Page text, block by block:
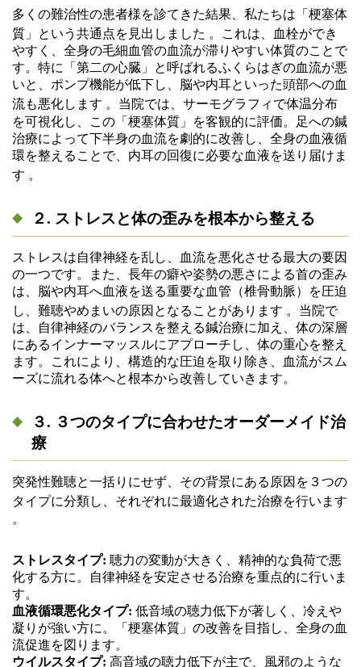
多くの難治性の患者様を診てきた結果、私たちは「梗塞体
質」という共通点を見出しました 。これは、血栓ができ
やすく、全身の毛細血管の血流が滞りやすい体質のことで
す。特に「第二の心臓」と呼ばれるふくらはぎの血流が悪
いと、ポンプ機能が低下し、脳や内耳といった頭部への血
流も悪化します 。当院では、サーモグラフィで体温分布
を可視化し、この「梗塞体質」を客観的に評価。足への鍼
治療によって下半身の血流を劇的に改善し、全身の血液循
環を整えることで、内耳の回復に必要な血液を送り届けま
す 。
２. ストレスと体の歪みを根本から整える
ストレスは自律神経を乱し、血流を悪化させる最大の要因
の一つです。また、長年の癖や姿勢の悪さによる首の歪み
は、脳や内耳へ血液を送る重要な血管（椎骨動脈）を圧迫
し、難聴やめまいの原因となることがあります 。当院で
は、自律神経のバランスを整える鍼治療に加え、体の深層
にあるインナーマッスルにアプローチし、体の重心を整え
ます。これにより、構造的な圧迫を取り除き、血流がスム
ーズに流れる体へと根本から改善していきます。
３. ３つのタイプに合わせたオーダーメイド治
療
突発性難聴と一括りにせず、その背景にある原因を３つの
タイプに分類し、それぞれに最適化された治療を行います
。
ストレスタイプ: 聴力の変動が大きく、精神的な負荷で悪
化する方に。自律神経を安定させる治療を重点的に行いま
す。
血液循環悪化タイプ: 低音域の聴力低下が著しく、冷えや
凝りが強い方に。「梗塞体質」の改善を目指し、全身の血
流促進を図ります。
ウイルスタイプ: 高音域の聴力低下が主で、風邪のような